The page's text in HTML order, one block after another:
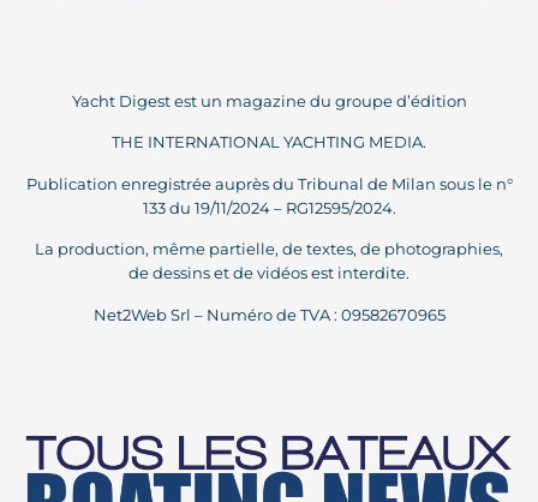
Yacht Digest est un magazine du groupe d’édition
THE INTERNATIONAL YACHTING MEDIA.
Publication enregistrée auprès du Tribunal de Milan sous le n°
133 du 19/11/2024 – RG12595/2024.
La production, même partielle, de textes, de photographies,
de dessins et de vidéos est interdite.
Net2Web Srl – Numéro de TVA : 09582670965